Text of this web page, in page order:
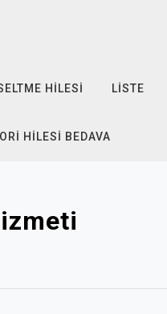
HILESI LISTE
HILESI BEDAVA